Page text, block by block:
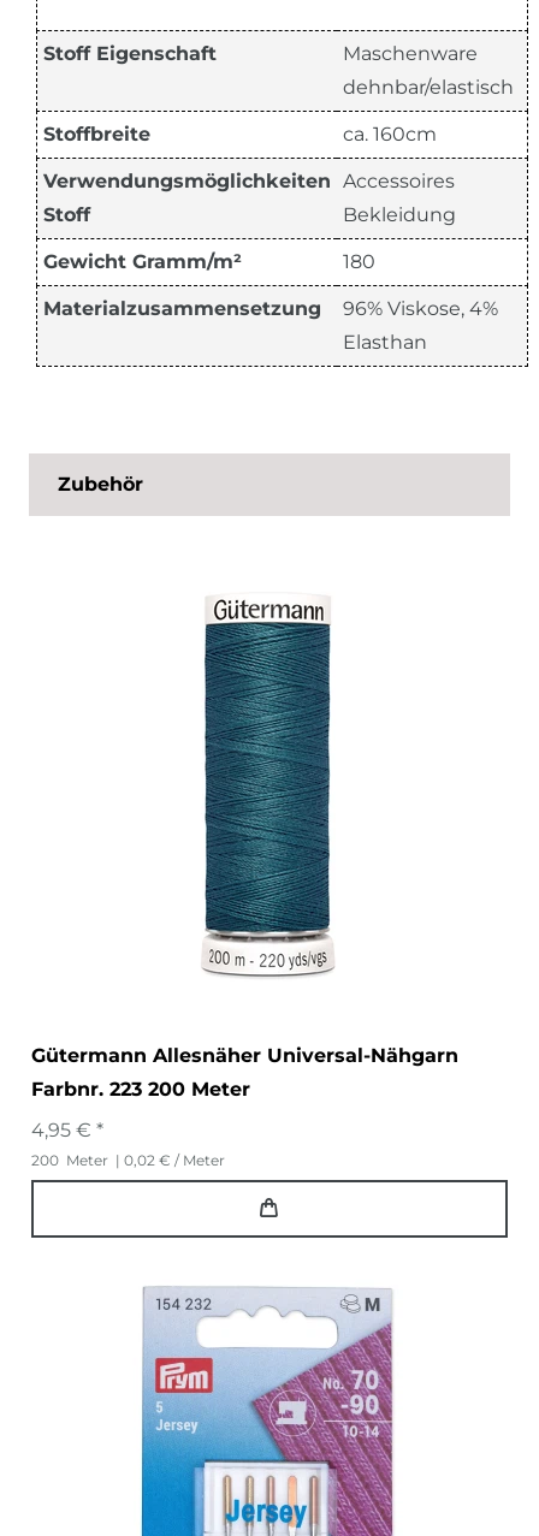
Stoff Eigenschaft
Maschenware
dehnbar/elastisch
Stoffbreite ca. 160cm
Verwendungsmöglichkeiten
Stoff
Accessoires
Bekleidung
Gewicht Gramm/m² 180
Materialzusammensetzung
96% Viskose, 4%
Elasthan
Zubehör
Gütermann Allesnäher Universal-Nähgarn
Farbnr. 223 200 Meter
4,95 € *
200 Meter | 0,02 € / Meter